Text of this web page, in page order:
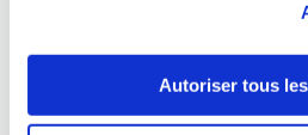
Autoriser tous